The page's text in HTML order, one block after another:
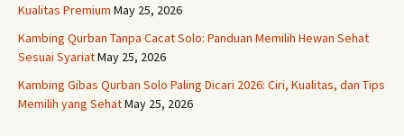
Kualitas Premium May 25, 2026
Kambing Qurban Tanpa Cacat Solo: Panduan Memilih Hewan Sehat
Sesuai SyariatMay 25, 2026
Kambing Gibas Qurban Solo Paling Dicari 2026: Ciri, Kualitas, dan Tips
Memilih yang SehatMay 25, 2026